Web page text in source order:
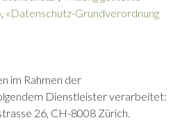
, «Datenschutz-Grundverordnung
im Rahmen der
Dienstleister verarbeitet:
26, CH-8008 Zürich.